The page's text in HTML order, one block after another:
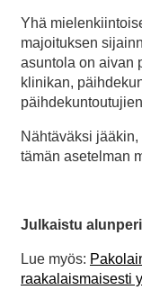
Yhä
majoituksen
asuntola on aivan
klinikan,
Nähtäväksi
tämän asetelman
Julkaistu
Lue myös:
raakalaismaisesti